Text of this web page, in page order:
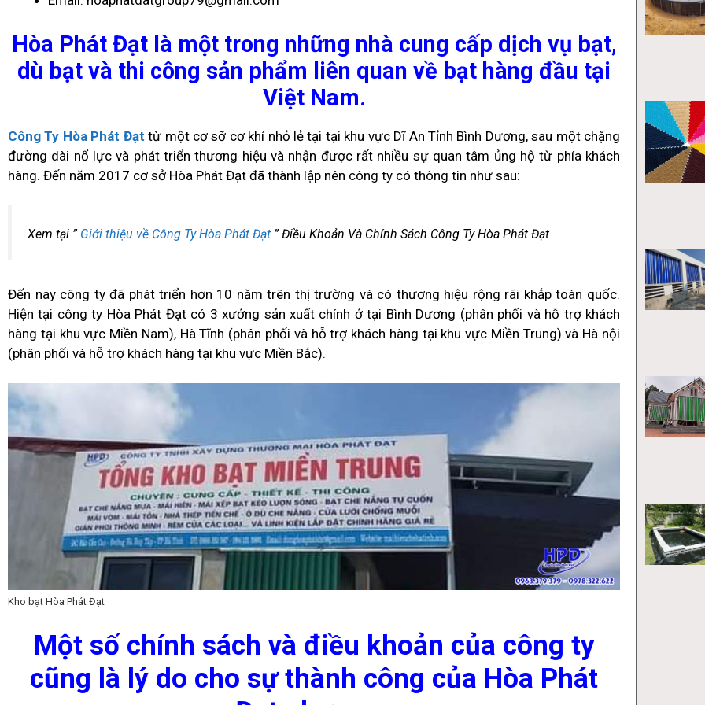
Hòa Phát Đạt là một trong những nhà cung cấp dịch vụ bạt,
dù bạt và thi công sản phẩm liên quan về bạt hàng đầu tại
Việt Nam.
Công Ty Hòa Phát Đạt từ một cơ sỡ cơ khí nhỏ lẻ tại tại khu vực Dĩ An Tỉnh Bình Dương, sau một chặng
đường dài nổ lực và phát triển thương hiệu và nhận được rất nhiều sự quan tâm ủng hộ từ phía khách
hàng. Đến năm 2017 cơ sở Hòa Phát Đạt đã thành lập nên công ty có thông tin như sau:
Xem tại ” Giới thiệu về Công Ty Hòa Phát Đạt ” Điều Khoản Và Chính Sách Công Ty Hòa Phát Đạt
Đến nay công ty đã phát triển hơn 10 năm trên thị trường và có thương hiệu rộng rãi khắp toàn quốc.
Hiện tại công ty Hòa Phát Đạt có 3 xưởng sản xuất chính ở tại Bình Dương (phân phối và hỗ trợ khách
hàng tại khu vực Miền Nam), Hà Tĩnh (phân phối và hỗ trợ khách hàng tại khu vực Miền Trung) và Hà nội
(phân phối và hỗ trợ khách hàng tại khu vực Miền Bắc).
Kho bạt Hòa Phát Đạt
Một số chính sách và điều khoản của công ty
cũng là lý do cho sự thành công của Hòa Phát